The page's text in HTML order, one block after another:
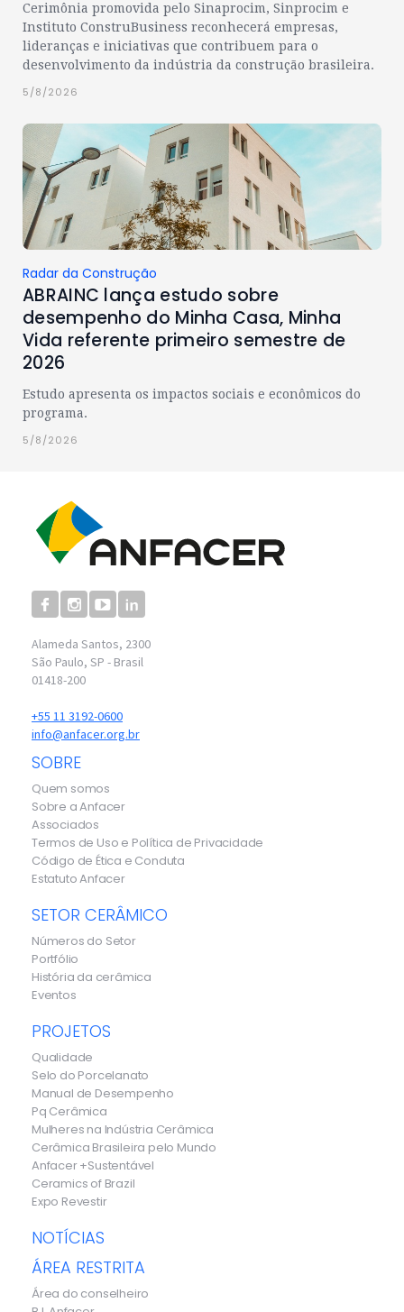
Cerimônia promovida pelo Sinaprocim, Sinprocim e
Instituto ConstruBusiness reconhecerá empresas,
lideranças e iniciativas que contribuem para o
desenvolvimento da indústria da construção brasileira.
5/8/2026
Radar da Construção
ABRAINC lança estudo sobre
desempenho do Minha Casa, Minha
Vida referente primeiro semestre de
2026
Estudo apresenta os impactos sociais e econômicos do
programa.
5/8/2026
Alameda Santos, 2300
São Paulo, SP - Brasil
01418-200
+55 11 3192-0600
info@anfacer.org.br
SOBRE
Quem somos
Sobre a Anfacer
Associados
Termos de Uso e Política de Privacidade
Código de Ética e Conduta
Estatuto Anfacer
SETOR CERÂMICO
Números do Setor
Portfólio
História da cerâmica
Eventos
PROJETOS
Qualidade
Selo do Porcelanato
Manual de Desempenho
Pq Cerâmica
Mulheres na Indústria Cerâmica
Cerâmica Brasileira pelo Mundo
Anfacer +Sustentável
Ceramics of Brazil
Expo Revestir
NOTÍCIAS
ÁREA RESTRITA
Área do conselheiro